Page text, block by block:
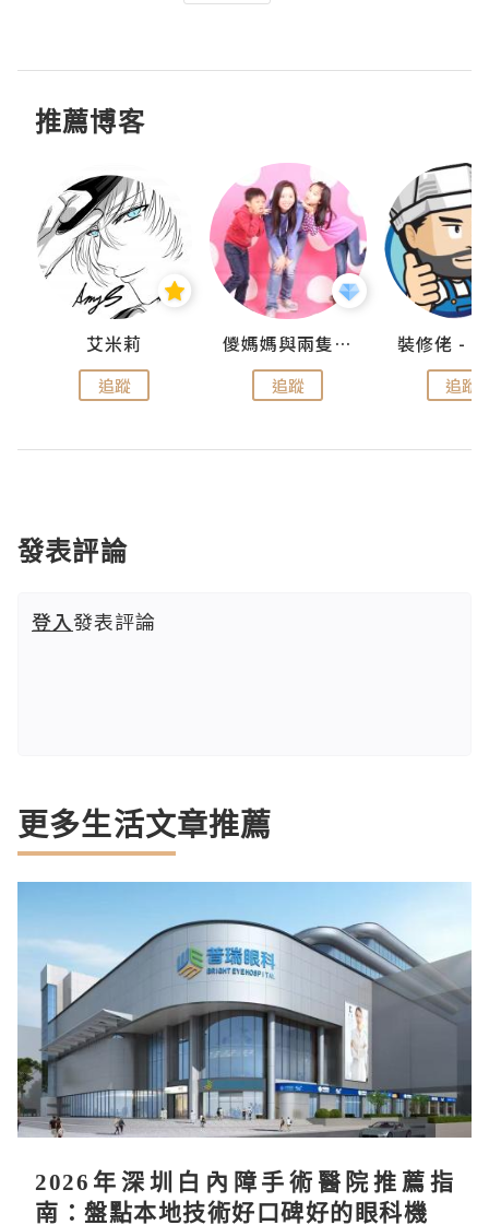
推薦博客
艾米莉
追蹤
儍媽媽與兩隻小魔怪之家
追蹤 追蹤
發表評論
登入發表評論
更多生活文章推薦
2026年深圳白內障手術醫院推薦指
南：盤點本地技術好口碑好的眼科機構